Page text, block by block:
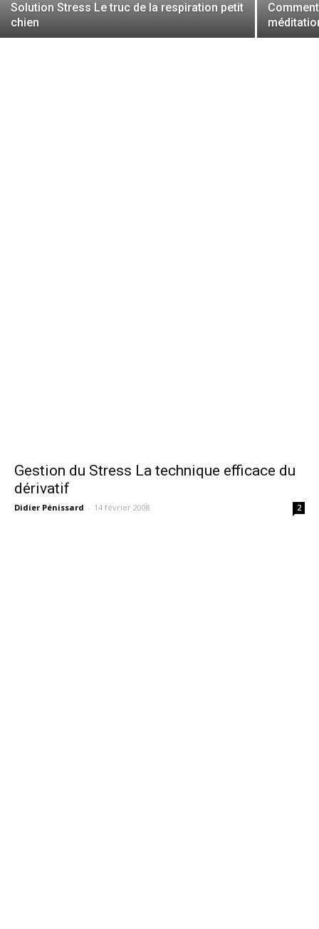
Solution Stress Le truc de la respiration petit
chien
Gestion du Stress La technique efficace du
dérivatif
Didier Pénissard - 14 février 2008 2